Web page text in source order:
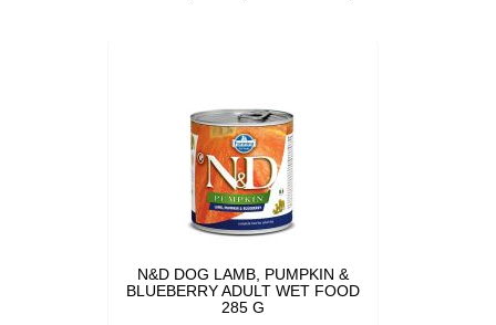
N&D DOG LAMB, PUMPKIN &
BLUEBERRY ADULT WET FOOD
285 G